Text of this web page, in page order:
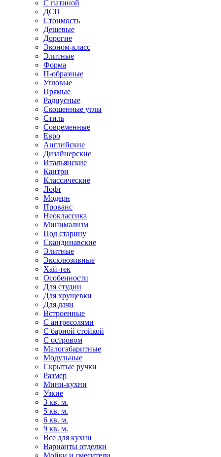
С патиной
ДСП
Стоимость
Дешевые
Дорогие
Эконом-класс
Элитные
Форма
П-образные
Угловые
Прямые
Радиусные
Скошенные углы
Стиль
Современные
Евро
Английские
Дизайнерские
Итальянские
Кантри
Классические
Лофт
Модерн
Прованс
Неоклассика
Минимализм
Под старину
Скандинавские
Элитные
Эксклюзивные
Хай-тек
Особенности
Для студии
Для хрущевки
Для дачи
Встроенные
С антресолями
С барной стойкой
С островом
Малогабаритные
Модульные
Скрытые ручки
Размер
Мини-кухни
Узкие
3 кв. м.
5 кв. м.
6 кв. м.
9 кв. м.
Все для кухни
Варианты отделки
Мойки и смесители